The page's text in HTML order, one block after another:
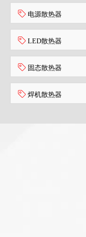
电源散热器
LED散热器
固态散热器
焊机散热器